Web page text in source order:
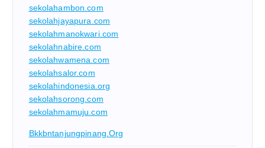
sekolahambon.com
sekolahjayapura.com
sekolahmanokwari.com
sekolahnabire.com
sekolahwamena.com
sekolahsalor.com
sekolahindonesia.org
sekolahsorong.com
sekolahmamuju.com
Bkkbntanjungpinang.org